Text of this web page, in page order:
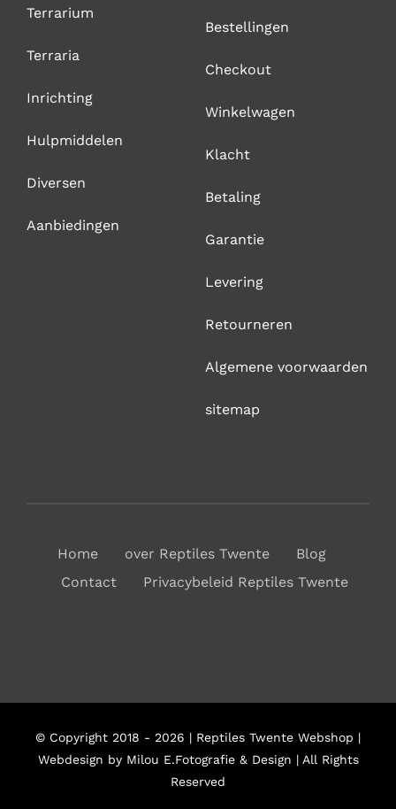
Terrarium
Terraria
Inrichting
Hulpmiddelen
Diversen
Aanbiedingen
Bestellingen
Checkout
Winkelwagen
Klacht
Betaling
Garantie
Levering
Retourneren
Algemene voorwaarden
sitemap
Home over Reptiles Twente
Blog
Contact
Privacybeleid Reptiles Twente
© Copyright 2018 - 2026 | Reptiles Twente Webshop |
Webdesign by Milou E.Fotografie & Design | All Rights
Reserved